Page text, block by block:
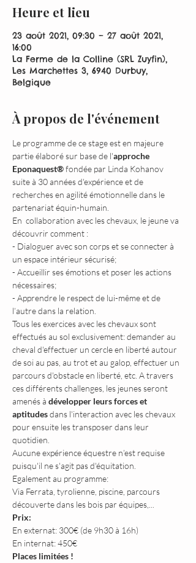
Heure et lieu
23 août 2021, 09:30 – 27 août 2021,
16:00
La Ferme de la Colline (SRL Zuyfin),
Les Marchettes 3, 6940 Durbuy,
Belgique
À propos de l'événement
Le programme de ce stage est en majeure
partie élaboré sur base de l'approche
Eponaquest® fondée par Linda Kohanov
suite à 30 années d'expérience et de
recherches en agilité émotionnelle dans le
partenariat équin-humain.
En  collaboration avec les chevaux, le jeune va
découvrir comment :
- Dialoguer avec son corps et se connecter à
un espace intérieur sécurisé;
- Accueillir ses émotions et poser les actions
nécessaires;
- Apprendre le respect de lui-même et de
l’autre dans la relation.
Tous les exercices avec les chevaux sont
effectués au sol exclusivement: demander au
cheval d'effectuer un cercle en liberté autour
de soi au pas, au trot et au galop, effectuer un
parcours d'obstacle en liberté, etc. A travers
ces différents challenges, les jeunes seront
amenés à développer leurs forces et
aptitudes dans l'interaction avec les chevaux
pour ensuite les transposer dans leur
quotidien.
Aucune expérience équestre n’est requise
puisqu'il ne s'agit pas d'équitation.
Egalement au programme:
Via Ferrata, tyrolienne, piscine, parcours
découverte dans les bois par équipes,...
Prix:
En externat: 300€ (de 9h30 à 16h)
En internat: 450€
Places limitées !